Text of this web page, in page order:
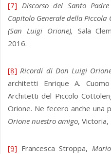
[7] Discorso del Santo
Capitolo Generale della
(San Luigi Orione), Sala
2016.
[8] Ricordi di Don Luigi
architetti Enrique A.
Architetti del Piccolo
Orione. Ne fecero anche una
Orione nuestro amigo, Victoria,
[9] Francesca Stroppa,